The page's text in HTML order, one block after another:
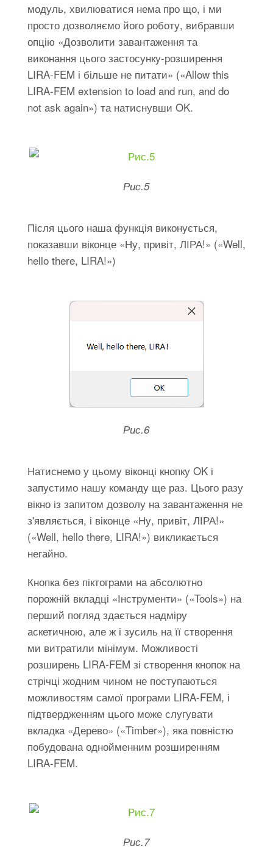
модуль, хвилюватися нема про що, і ми
просто дозволяємо його роботу, вибравши
опцію «Дозволити завантаження та
виконання цього застосунку-розширення
LIRA-FEM і більше не питати» («Allow this
LIRA-FEM extension to load and run, and do
not ask again») та натиснувши OK.
Рис.5
Після цього наша функція виконується,
показавши віконце «Ну, привіт, ЛІРА!» («Well,
hello there, LIRA!»)
Рис.6
Натиснемо у цьому віконці кнопку OK і
запустимо нашу команду ще раз. Цього разу
вікно із запитом дозволу на завантаження не
з'являється, і віконце «Ну, привіт, ЛІРА!»
(«Well, hello there, LIRA!») викликається
негайно.
Кнопка без піктограми на абсолютно
порожній вкладці «Інструменти» («Tools») на
перший погляд здається надміру
аскетичною, але ж і зусиль на її створення
ми витратили мінімум. Можливості
розширень LIRA-FEM зі створення кнопок на
стрічці жодним чином не поступаються
можливостям самої програми LIRA-FEM, і
підтвердженням цього може слугувати
вкладка «Дерево» («Timber»), яка повністю
побудована однойменним розширенням
LIRA-FEM.
Рис.7